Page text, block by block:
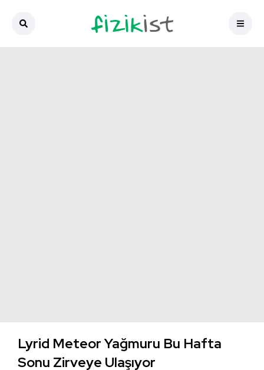
Lyrid Meteor Yağmuru Bu Hafta
Sonu Zirveye Ulaşıyor